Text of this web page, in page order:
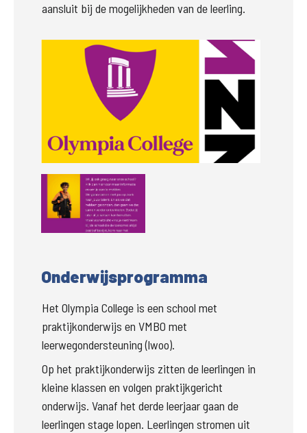
aansluit bij de mogelijkheden van de leerling.
Groter
Groter
Onderwijsprogramma
Het Olympia College is een school met
praktijkonderwijs en VMBO met
leerwegondersteuning (lwoo).
Op het praktijkonderwijs zitten de leerlingen in
kleine klassen en volgen praktijkgericht
onderwijs. Vanaf het derde leerjaar gaan de
leerlingen stage lopen. Leerlingen stromen uit